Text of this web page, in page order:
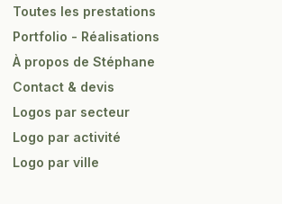
Toutes les prestations
Portfolio - Réalisations
À propos de Stéphane
Contact & devis
Logos par secteur
Logo par activité
Logo par ville